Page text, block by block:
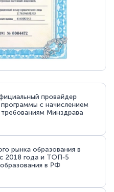
провайдер
с начислением
требованиям Минздрава
рынка образования в
2018 года и ТОП-5
в РФ